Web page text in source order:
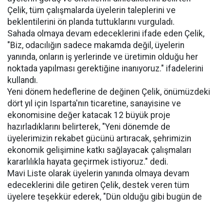
Çelik, tüm çalışmalarda üyelerin taleplerini ve
beklentilerini ön planda tuttuklarını vurguladı.
Sahada olmaya devam edeceklerini ifade eden Çelik,
"Biz, odacılığın sadece makamda değil, üyelerin
yanında, onların iş yerlerinde ve üretimin olduğu her
noktada yapılması gerektiğine inanıyoruz." ifadelerini
kullandı.
Yeni dönem hedeflerine de değinen Çelik, önümüzdeki
dört yıl için Isparta'nın ticaretine, sanayisine ve
ekonomisine değer katacak 12 büyük proje
hazırladıklarını belirterek, "Yeni dönemde de
üyelerimizin rekabet gücünü artıracak, şehrimizin
ekonomik gelişimine katkı sağlayacak çalışmaları
kararlılıkla hayata geçirmek istiyoruz." dedi.
Mavi Liste olarak üyelerin yanında olmaya devam
edeceklerini dile getiren Çelik, destek veren tüm
üyelere teşekkür ederek, "Dün olduğu gibi bugün de